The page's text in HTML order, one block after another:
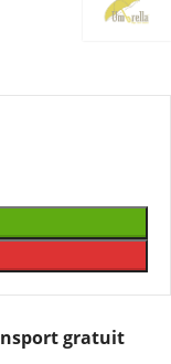
gratuit